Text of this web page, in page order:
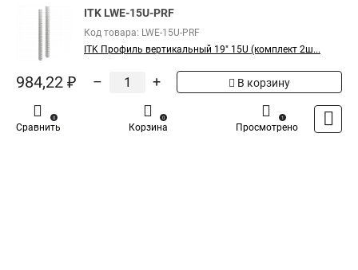
ITK LWE-15U-PRF
Код товара: LWE-15U-PRF
ITK Профиль вертикальный 19" 15U (комплект 2ш...
984,22 ₽ – + В корзину
Сравнить
0
Корзина
0
Просмотрено
1